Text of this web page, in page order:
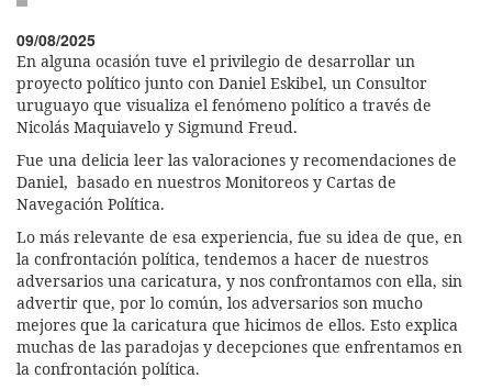
09/08/2025
En alguna ocasión tuve el privilegio de desarrollar un
proyecto político junto con Daniel Eskibel, un Consultor
uruguayo que visualiza el fenómeno político a través de
Nicolás Maquiavelo y Sigmund Freud.
Fue una delicia leer las valoraciones y recomendaciones de
Daniel, basado en nuestros Monitoreos y Cartas de
Navegación Política.
Lo más relevante de esa experiencia, fue su idea de que, en
la confrontación política, tendemos a hacer de nuestros
adversarios una caricatura, y nos confrontamos con ella, sin
advertir que, por lo común, los adversarios son mucho
mejores que la caricatura que hicimos de ellos. Esto explica
muchas de las paradojas y decepciones que enfrentamos en
la confrontación política.